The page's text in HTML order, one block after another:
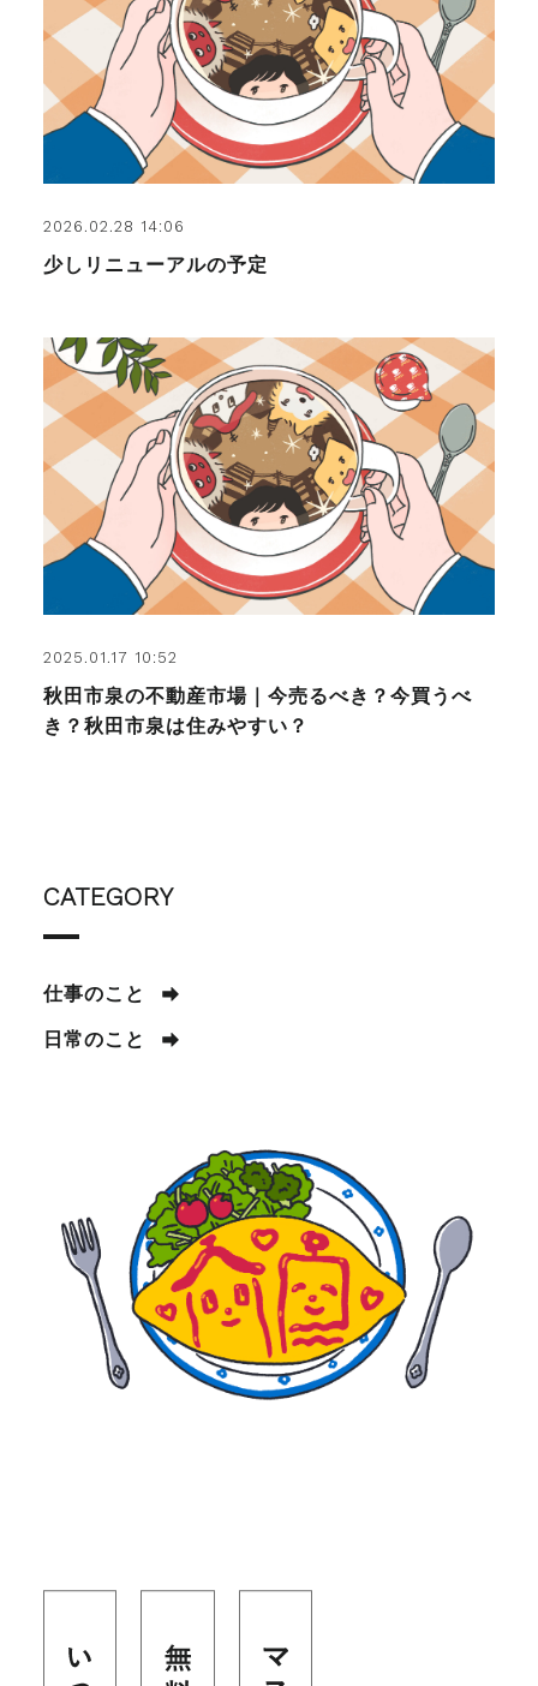
2026.02.28 14:06
少しリニューアルの予定
2025.01.17 10:52
秋田市泉の不動産市場｜今売るべき？今買うべ
き？秋田市泉は住みやすい？
CATEGORY
仕事のこと
日常のこと